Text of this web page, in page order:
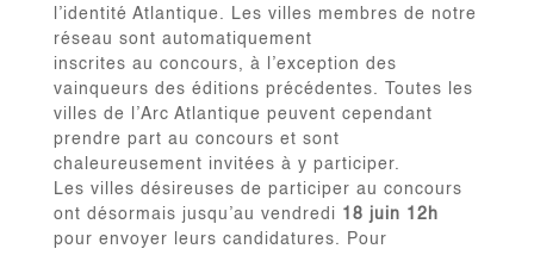
l’identité Atlantique. Les villes membres de notre
réseau sont automatiquement
inscrites au concours, à l’exception des
vainqueurs des éditions précédentes. Toutes les
villes de l’Arc Atlantique peuvent cependant
prendre part au concours et sont
chaleureusement invitées à y participer.
Les villes désireuses de participer au concours
ont désormais jusqu’au vendredi 18 juin 12h
pour envoyer leurs candidatures. Pour